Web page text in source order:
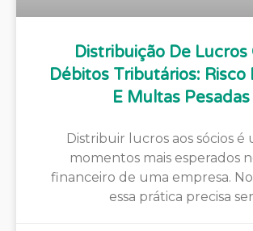
Distribuição De Lucros
Débitos Tributários: Risco
E Multas Pesadas
Distribuir lucros aos sócios é
momentos mais esperados
financeiro de uma empresa.
essa prática precisa ser